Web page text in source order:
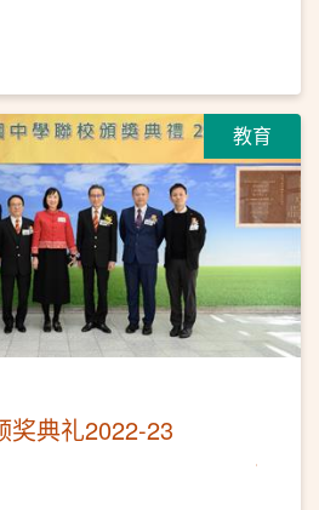
教育
奖典礼2022-23